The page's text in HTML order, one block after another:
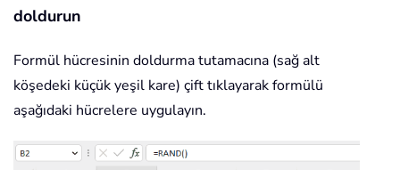
doldurun
Formül hücresinin doldurma tutamacına (sağ alt
köşedeki küçük yeşil kare) çift tıklayarak formülü
aşağıdaki hücrelere uygulayın.